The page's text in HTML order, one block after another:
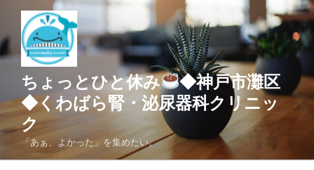
テ
ン
プ
ちょっとひと休み
◆神戸市灘区
◆くわばら腎・泌尿器科クリニッ
ク
「あぁ、よかった」を集めたい。